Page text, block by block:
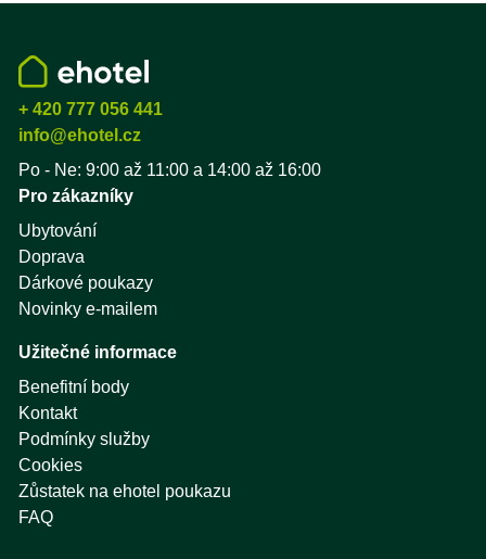
+ 420 777 056 441
info@ehotel.cz
Po - Ne: 9:00 až 11:00 a 14:00 až 16:00
Pro zákazníky
Ubytování
Doprava
Dárkové poukazy
Novinky e-mailem
Užitečné informace
Benefitní body
Kontakt
Podmínky služby
Cookies
Zůstatek na ehotel poukazu
FAQ